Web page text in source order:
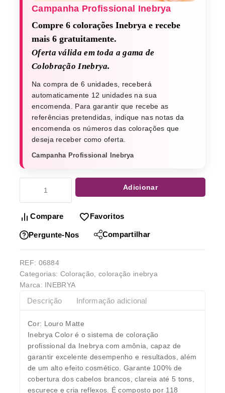
Campanha Profissional Inebrya​
Compre 6 colorações Inebrya e recebe
mais 6 gratuitamente.
Oferta válida em toda a gama de
Colobração Inebrya.
Na compra de 6 unidades, receberá
automaticamente 12 unidades na sua
encomenda. Para garantir que recebe as
referências pretendidas, indique nas notas da
encomenda os números das colorações que
deseja receber como oferta.
Campanha Profissional Inebrya
Adicionar
Compare Favoritos
Pergunte-Nos Compartilhar
REF: 06884
Categorias: Coloração, coloração inebrya
Marca: INEBRYA
Descrição Informação adicional
Cor: Louro Matte
Inebrya Color é o sistema de coloração
profissional da Inebrya com amônia, capaz de
garantir excelente desempenho e resultados, além
de um alto efeito cosmético. Garante 100% de
cobertura dos cabelos brancos, clareia até 5 tons,
escurece e cria reflexos. É composto por 118